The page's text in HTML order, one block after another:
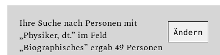
Ihre Suche nach Personen mit
„Physiker, dt.” im Feld
„Biographisches” ergab 49 Personen
Ändern